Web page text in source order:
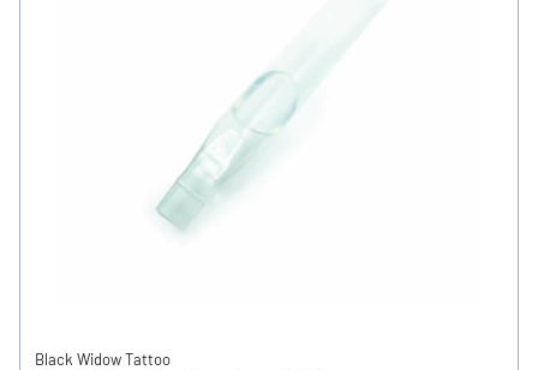
Black Widow Tattoo